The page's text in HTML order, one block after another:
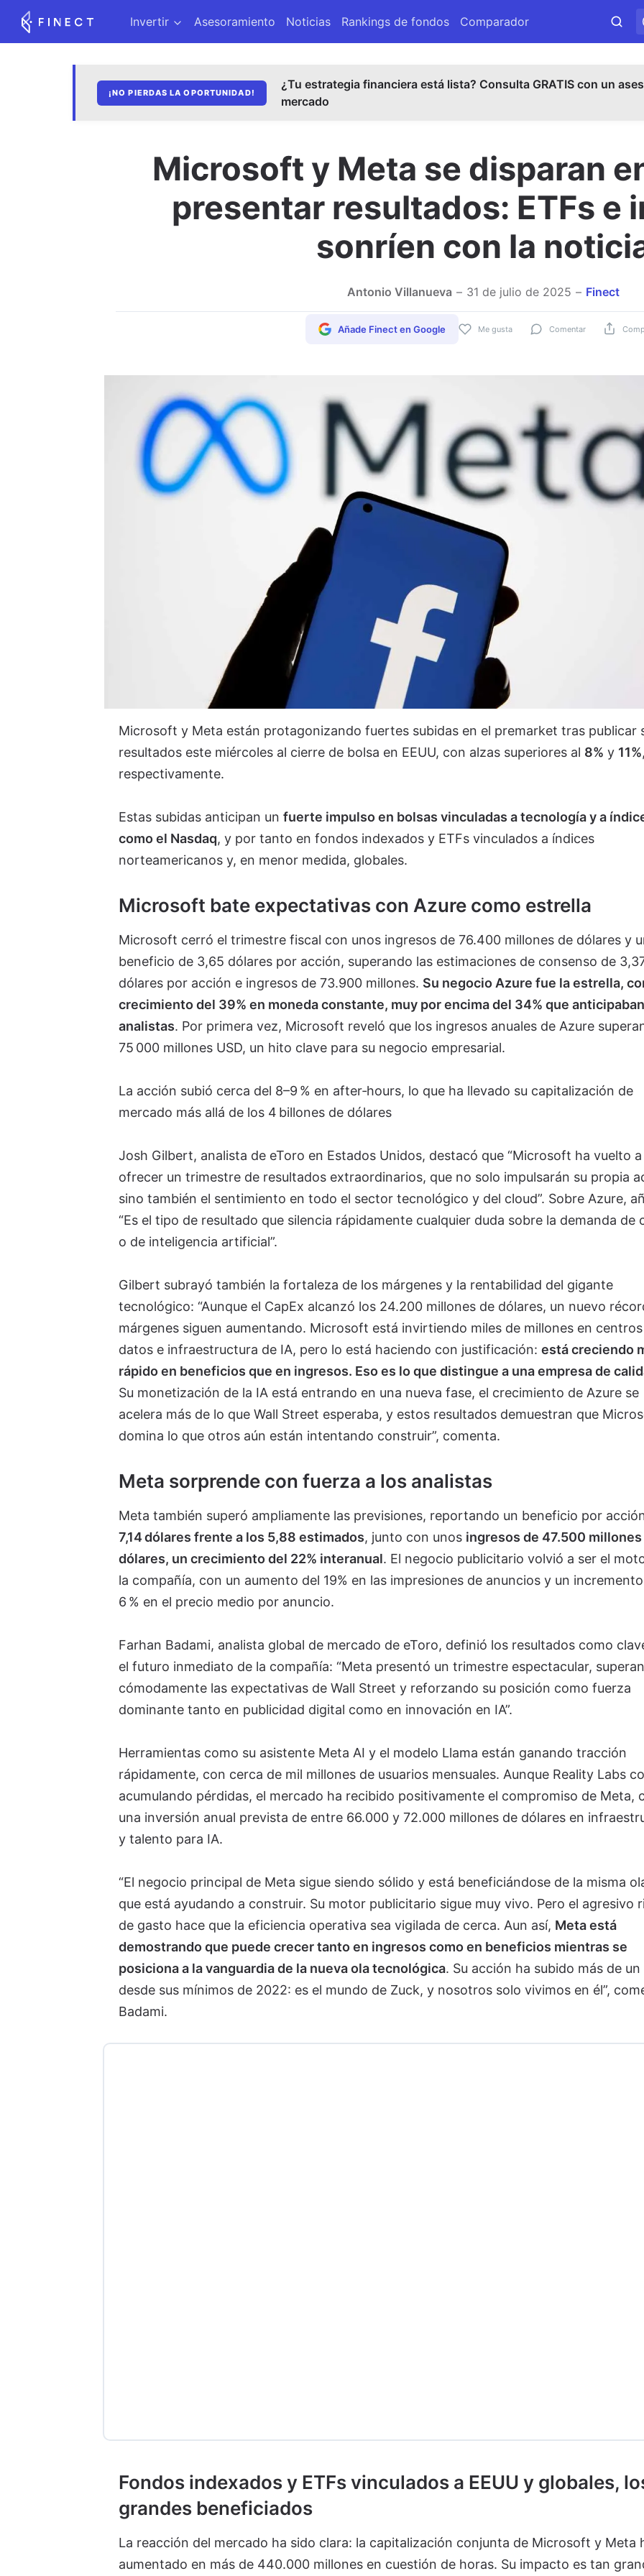
Invertir Asesoramiento Noticias Rankings de fondos Comparador
¡NO PIERDAS LA OPORTUNIDAD!
¿Tu estrategia financiera está lista? Consulta GRATIS con un
mercado
Microsoft y Meta se disparan
presentar resultados: ETFs e
sonríen con la
Antonio Villanueva 31 de julio de 2025 Finect
Me gusta Comentar
Añade Finect en Google
Microsoft y Meta están protagonizando fuertes subidas en el premarket tras publicar
resultados este miércoles al cierre de bolsa en EEUU, con alzas superiores al 8% y 11%,
respectivamente.
Estas subidas anticipan un fuerte impulso en bolsas vinculadas a tecnología y a
como el Nasdaq, y por tanto en fondos indexados y ETFs vinculados a índices
norteamericanos y, en menor medida, globales.
Microsoft bate expectativas con Azure como estrella
Microsoft cerró el trimestre fiscal con unos ingresos de 76.400 millones de dólares y
beneficio de 3,65 dólares por acción, superando las estimaciones de consenso de
dólares por acción e ingresos de 73.900 millones. Su negocio Azure fue la estrella,
crecimiento del 39% en moneda constante, muy por encima del 34% que
analistas. Por primera vez, Microsoft reveló que los ingresos anuales de Azure
75 000 millones USD, un hito clave para su negocio empresarial.
La acción subió cerca del 8–9 % en after‑hours, lo que ha llevado su capitalización de
mercado más allá de los 4 billones de dólares
Josh Gilbert, analista de eToro en Estados Unidos, destacó que “Microsoft ha vuelto a
ofrecer un trimestre de resultados extraordinarios, que no solo impulsarán su propia
sino también el sentimiento en todo el sector tecnológico y del cloud”. Sobre Azure,
“Es el tipo de resultado que silencia rápidamente cualquier duda sobre la demanda de
o de inteligencia artificial”.
Gilbert subrayó también la fortaleza de los márgenes y la rentabilidad del gigante
tecnológico: “Aunque el CapEx alcanzó los 24.200 millones de dólares, un nuevo
márgenes siguen aumentando. Microsoft está invirtiendo miles de millones en
datos e infraestructura de IA, pero lo está haciendo con justificación: está creciendo
rápido en beneficios que en ingresos. Eso es lo que distingue a una empresa de
Su monetización de la IA está entrando en una nueva fase, el crecimiento de Azure se
acelera más de lo que Wall Street esperaba, y estos resultados demuestran que
domina lo que otros aún están intentando construir”, comenta.
Meta sorprende con fuerza a los analistas
Meta también superó ampliamente las previsiones, reportando un beneficio por
7,14 dólares frente a los 5,88 estimados, junto con unos ingresos de 47.500 millones
dólares, un crecimiento del 22% interanual. El negocio publicitario volvió a ser el
la compañía, con un aumento del 19% en las impresiones de anuncios y un
6 % en el precio medio por anuncio.
Farhan Badami, analista global de mercado de eToro, definió los resultados como
el futuro inmediato de la compañía: “Meta presentó un trimestre espectacular,
cómodamente las expectativas de Wall Street y reforzando su posición como fuerza
dominante tanto en publicidad digital como en innovación en IA”.
Herramientas como su asistente Meta AI y el modelo Llama están ganando tracción
rápidamente, con cerca de mil millones de usuarios mensuales. Aunque Reality Labs
acumulando pérdidas, el mercado ha recibido positivamente el compromiso de Meta,
una inversión anual prevista de entre 66.000 y 72.000 millones de dólares en
y talento para IA.
“El negocio principal de Meta sigue siendo sólido y está beneficiándose de la misma
que está ayudando a construir. Su motor publicitario sigue muy vivo. Pero el agresivo
de gasto hace que la eficiencia operativa sea vigilada de cerca. Aun así, Meta está
demostrando que puede crecer tanto en ingresos como en beneficios mientras se
posiciona a la vanguardia de la nueva ola tecnológica. Su acción ha subido más de un
desde sus mínimos de 2022: es el mundo de Zuck, y nosotros solo vivimos en él”,
Badami.
Fondos indexados y ETFs vinculados a EEUU y globales,
grandes beneficiados
La reacción del mercado ha sido clara: la capitalización conjunta de Microsoft y Meta
aumentado en más de 440.000 millones en cuestión de horas. Su impacto es tan